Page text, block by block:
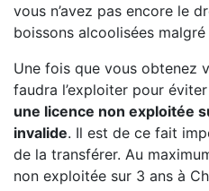
vous n’avez pas encore le
boissons alcoolisées
Une fois que vous obtenez
faudra l’exploiter pour
une licence non exploitée
invalide. Il est de ce fait
de la transférer. Au
non exploitée sur 3 ans à